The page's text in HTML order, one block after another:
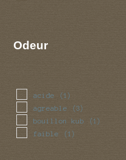
Odeur
acide (1)
agreable (3)
bouillon kub (1)
faible (1)